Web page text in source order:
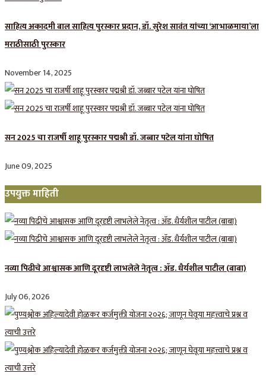
साहित्य अकादमी बाल साहित्य पुरस्कार प्रदान, डॉ. सुरेश सावंत यांच्या ‘आभाळमाया’ला
मराठीसाठी पुरस्कार
November 14, 2025
सन 2025 चा राजर्षी शाहू पुरस्कार प‌द्मश्री डॉ. जब्बार पटेल यांना घोषित
June 09, 2025
उपयुक्त माहिती
नव्या पिढीचे आश्वासक आणि दूरदृष्टी लाभलेले नेतृत्व : ॲड. धैर्यशील पाटील (बाबा)
July 06, 2026